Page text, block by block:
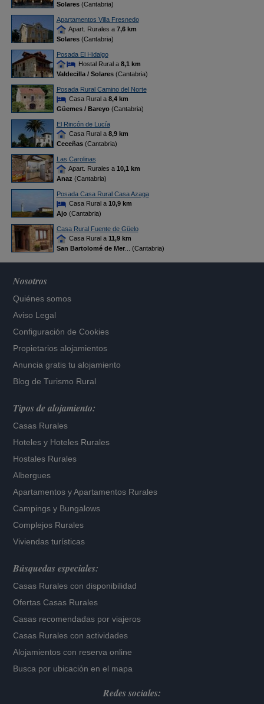
Solares(Cantabria)
Apartamentos Villa Fresnedo
Apart. Rurales a 7,6 km
Solares(Cantabria)
Posada El Hidalgo
Hostal Rural a 8,1 km
Valdecilla / Solares(Cantabria)
Posada Rural Camino del Norte
Casa Rural a 8,4 km
Güemes / Bareyo(Cantabria)
El Rincón de Lucía
Casa Rural a 8,9 km
Ceceñas(Cantabria)
Las Carolinas
Apart. Rurales a 10,1 km
Anaz (Cantabria)
Posada Casa Rural Casa Azaga
Casa Rural a 10,9 km
Ajo(Cantabria)
Casa Rural Fuente de Güelo
Casa Rural a 11,9 km
San Bartolomé de Mer... (Cantabria)
Nosotros
Quiénes somos
Aviso Legal
Configuración de Cookies
Propietarios alojamientos
Anuncia gratis tu alojamiento
Blog de Turismo Rural
Tipos de alojamiento:
Casas Rurales
Hoteles y Hoteles Rurales
Hostales Rurales
Albergues
Apartamentos yApartamentos Rurales
Campings y Bungalows
Complejos Rurales
Viviendas turísticas
Búsquedas especiales:
Casas Rurales con disponibilidad
Ofertas Casas Rurales
Casas recomendadas por viajeros
Casas Rurales con actividades
Alojamientos con reserva online
Busca por ubicación en el mapa
Redes sociales: